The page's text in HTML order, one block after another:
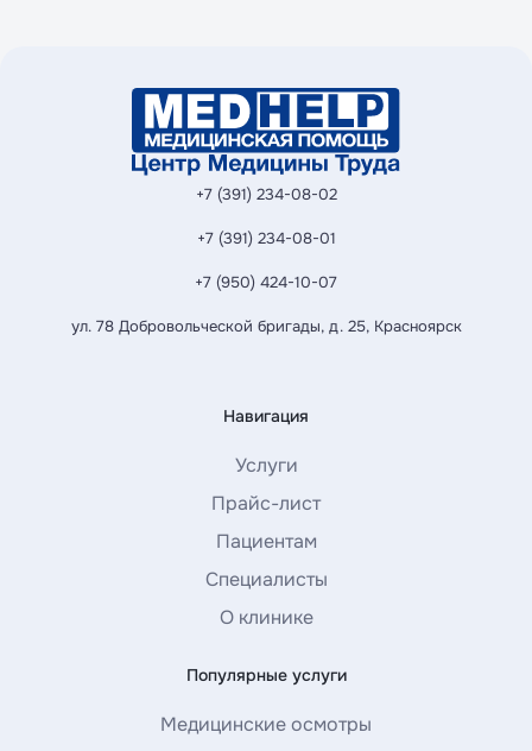
+7 (391) 234-08-02
+7 (391) 234-08-01
+7 (950) 424-10-07
ул. 78 Добровольческой бригады, д. 25, Красноярск
Навигация
Услуги
Прайс-лист
Пациентам
Специалисты
О клинике
Популярные услуги
Медицинские осмотры